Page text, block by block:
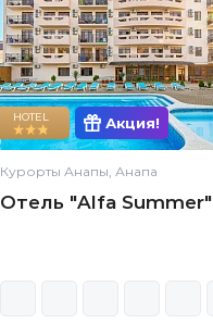
HOTEL Акция!
Курорты Анапы, Анапа
Отель "Alfa Summer"